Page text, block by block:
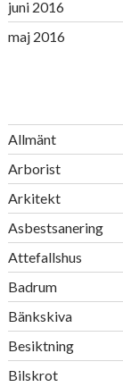
juni 2016
maj 2016
Allmänt
Arborist
Arkitekt
Asbestsanering
Attefallshus
Badrum
Bänkskiva
Besiktning
Bilskrot